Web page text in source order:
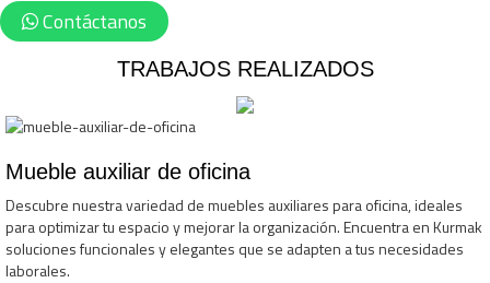
Contáctanos
TRABAJOS REALIZADOS
Mueble auxiliar de oficina
Descubre nuestra variedad de muebles auxiliares para oficina, ideales
para optimizar tu espacio y mejorar la organización. Encuentra en Kurmak
soluciones funcionales y elegantes que se adapten a tus necesidades
laborales.